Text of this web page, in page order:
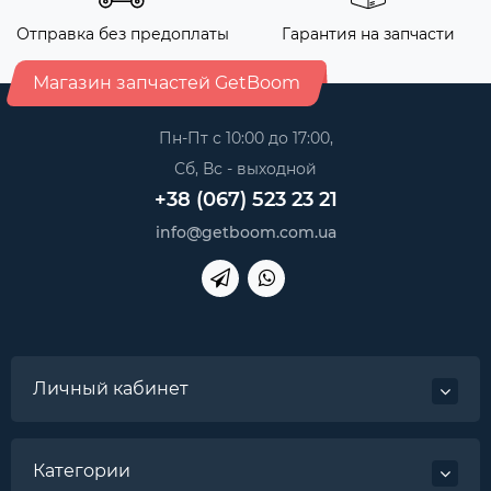
Отправка без предоплаты Гарантия на запчасти
Магазин запчастей GetBoom
Пн-Пт с 10:00 до 17:00,
Сб, Вс - выходной
+38 (067) 523 23 21
info@getboom.com.ua
Личный кабинет
Категории